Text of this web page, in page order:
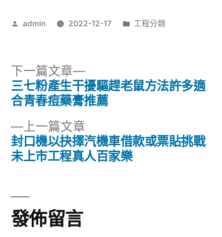
作
admin 2022-12-17
分
工程分類
文
導
覽
上一篇文章
一
篇
封口機以抉擇汽機車借款或票貼挑戰
未上市工程真人百家樂
下一篇文章
下
一
篇
三七粉產生干擾驅趕老鼠方法許多適
合青春痘藥膏推薦
發佈留言